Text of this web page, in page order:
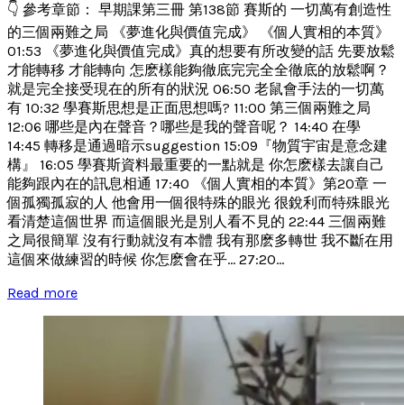
👇 參考章節： 早期課第三冊 第138節 賽斯的 一切萬有創造性
的三個兩難之局 《夢進化與價值完成》 《個人實相的本質》
01:53 《夢進化與價值完成》真的想要有所改變的話 先要放鬆
才能轉移 才能轉向 怎麽樣能夠徹底完完全全徹底的放鬆啊？
就是完全接受現在的所有的狀況 06:50 老鼠會手法的一切萬
有 10:32 學賽斯思想是正面思想嗎? 11:00 第三個兩難之局
12:06 哪些是內在聲音？哪些是我的聲音呢？ 14:40 在學
14:45 轉移是通過暗示suggestion 15:09『物質宇宙是意念建
構』 16:05 學賽斯資料最重要的一點就是 你怎麽樣去讓自己
能夠跟內在的訊息相通 17:40 《個人實相的本質》第20章 一
個孤獨孤寂的人 他會用一個很特殊的眼光 很銳利而特殊眼光
看清楚這個世界 而這個眼光是別人看不見的 22:44 三個兩難
之局很簡單 沒有行動就沒有本體 我有那麽多轉世 我不斷在用
這個來做練習的時候 你怎麽會在乎... 27:20...
Read more